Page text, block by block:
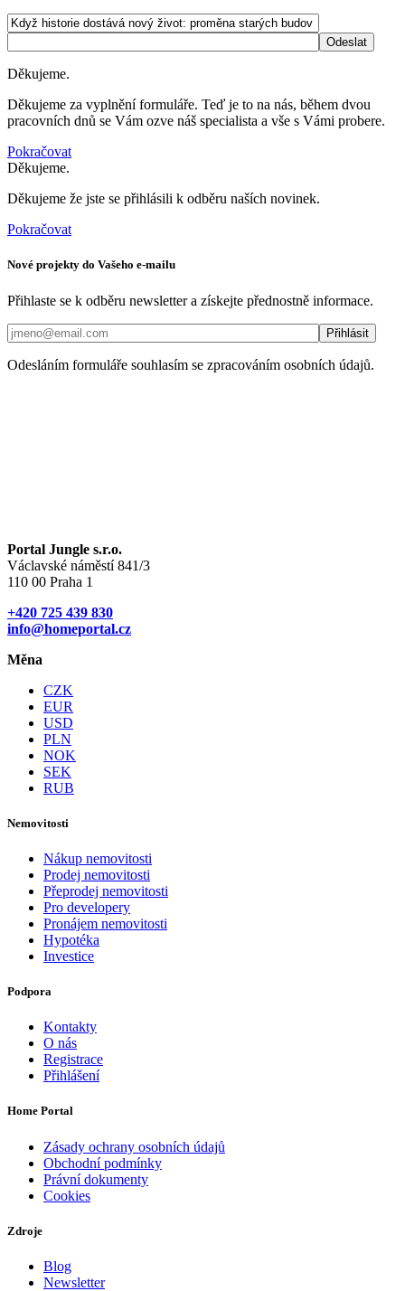
Děkujeme.
Děkujeme za vyplnění formuláře. Teď je to na nás, během dvou
pracovních dnů se Vám ozve náš specialista a vše s Vámi probere.
Pokračovat
Děkujeme.
Děkujeme že jste se přihlásili k odběru naších novinek.
Pokračovat
Nové projekty do Vašeho e-mailu
Přihlaste se k odběru newsletter a získejte přednostně informace.
Odesláním formuláře souhlasím se zpracováním osobních údajů.
Portal Jungle s.r.o.
Václavské náměstí 841/3
110 00 Praha 1
+420 725 439 830
info@homeportal.cz
Měna
CZK
EUR
USD
PLN
NOK
SEK
RUB
Nemovitosti
Nákup nemovitosti
Prodej nemovitosti
Přeprodej nemovitosti
Pro developery
Pronájem nemovitosti
Hypotéka
Investice
Podpora
Kontakty
O nás
Registrace
Přihlášení
Home Portal
Zásady ochrany osobních údajů
Obchodní podmínky
Právní dokumenty
Cookies
Zdroje
Blog
Newsletter